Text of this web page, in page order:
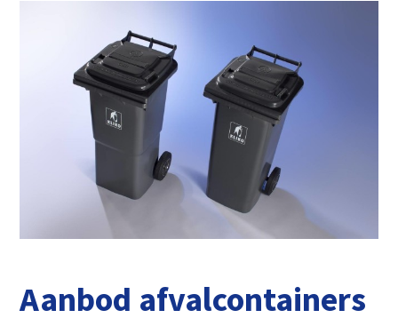
Aanbod afvalcontainers